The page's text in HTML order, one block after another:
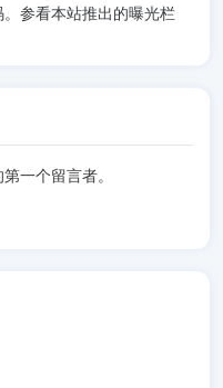
参看本站推出的曝光栏
一个留言者。